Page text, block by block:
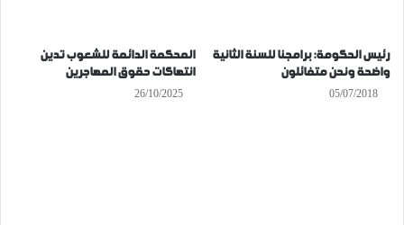
رئيس الحكومة: برامجنا للسنة الثانية
واضحة ونحن متفائلون
05/07/2018
المحكمة الدائمة للشعوب تدين
انتهاكات حقوق المهاجرين
26/10/2025